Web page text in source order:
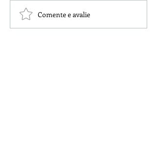
Comente e avalie